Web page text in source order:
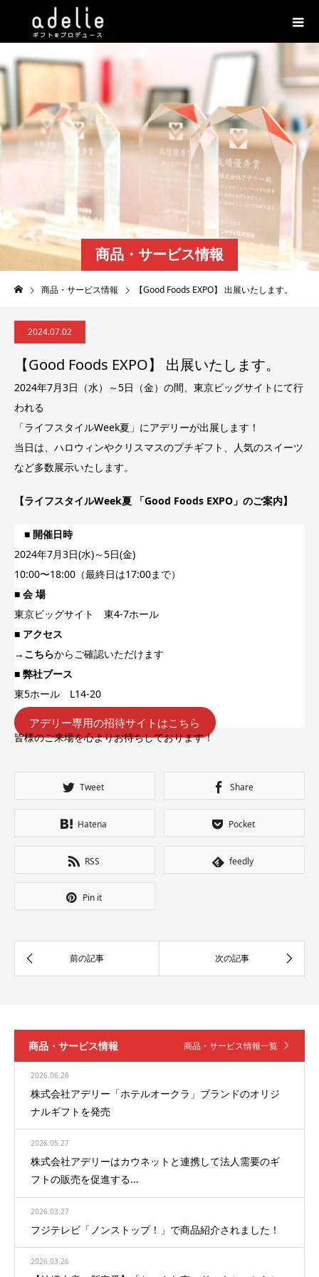
商品・サービス情報
商品・サービス情報 【Good Foods EXPO】 出展いたします。
2024.07.02
【Good Foods EXPO】 出展いたします。
2024年7月3日（水）～5日（金）の間、東京ビッグサイトにて行
われる
「ライフスタイルWeek夏 」にアデリーが出展します！
当日は、ハロウィンやクリスマスのプチギフト、人気のスイーツ
など多数展示いたします。
【ライフスタイルWeek夏 「Good Foods EXPO」のご案内】
■ 開催日時
2024年7月3日(水)～5日(金)
10:00〜18:00（最終日は17:00まで）
■ 会 場
東京ビッグサイト 東4-7ホール
■ アクセス
→ こちらからご確認いただけます
■ 弊社ブース
東5ホール L14-20
アデリー専用の招待サイトはこちら
皆様のご来場を心よりお待ちしております！
Tweet Share
Hatena Pocket
RSS feedly
Pin it
商品・サービス情報 商品・サービス情報一覧
2026.06.26
株式会社アデリー「ホテルオークラ」ブランドのオリジ
ナルギフトを発売
2026.05.27
株式会社アデリーはカウネットと連携して法人需要のギ
フトの販売を促進する...
2026.03.27
フジテレビ「ノンストップ！」で商品紹介されました！
2026.03.26